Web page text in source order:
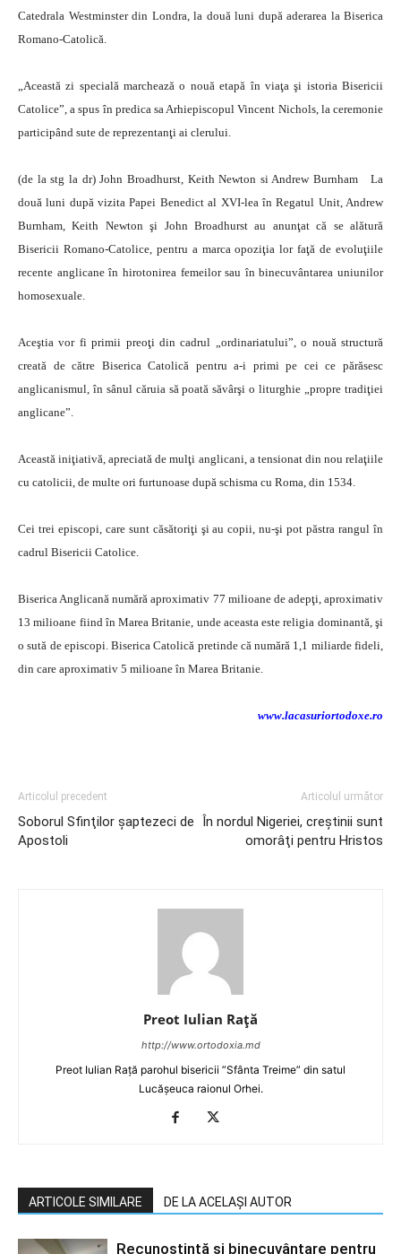
Catedrala Westminster din Londra, la două luni după aderarea la Biserica
Romano-Catolică.
„Această zi specială marchează o nouă etapă în viaţa şi istoria Bisericii
Catolice”, a spus în predica sa Arhiepiscopul Vincent Nichols, la ceremonie
participând sute de reprezentanţi ai clerului.
(de la stg la dr) John Broadhurst, Keith Newton si Andrew Burnham La
două luni după vizita Papei Benedict al XVI-lea în Regatul Unit, Andrew
Burnham, Keith Newton şi John Broadhurst au anunţat că se alătură
Bisericii Romano-Catolice, pentru a marca opoziţia lor faţă de evoluţiile
recente anglicane în hirotonirea femeilor sau în binecuvântarea uniunilor
homosexuale.
Aceştia vor fi primii preoţi din cadrul „ordinariatului”, o nouă structură
creată de către Biserica Catolică pentru a-i primi pe cei ce părăsesc
anglicanismul, în sânul căruia să poată săvârşi o liturghie „propre tradiţiei
anglicane”.
Această iniţiativă, apreciată de mulţi anglicani, a tensionat din nou relaţiile
cu catolicii, de multe ori furtunoase după schisma cu Roma, din 1534.
Cei trei episcopi, care sunt căsătoriţi şi au copii, nu-şi pot păstra rangul în
cadrul Bisericii Catolice.
Biserica Anglicană numără aproximativ 77 milioane de adepţi, aproximativ
13 milioane fiind în Marea Britanie, unde aceasta este religia dominantă, şi
o sută de episcopi. Biserica Catolică pretinde că numără 1,1 miliarde fideli,
din care aproximativ 5 milioane în Marea Britanie.
www.lacasuriortodoxe.ro
Articolul precedent
Soborul Sfinţilor şaptezeci de
Apostoli
Articolul următor
În nordul Nigeriei, creştinii sunt
omorâţi pentru Hristos
Preot Iulian Raţă
http://www.ortodoxia.md
Preot Iulian Rață parohul bisericii ”Sfânta Treime” din satul
Lucășeuca raionul Orhei.
ARTICOLE SIMILARE DE LA ACELAȘI AUTOR
Recunoștință și binecuvântare pentru